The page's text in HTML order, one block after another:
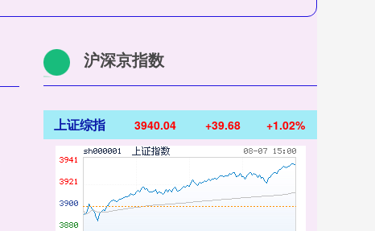
沪深京指数
上证综指 3940.04 +39.68 +1.02%